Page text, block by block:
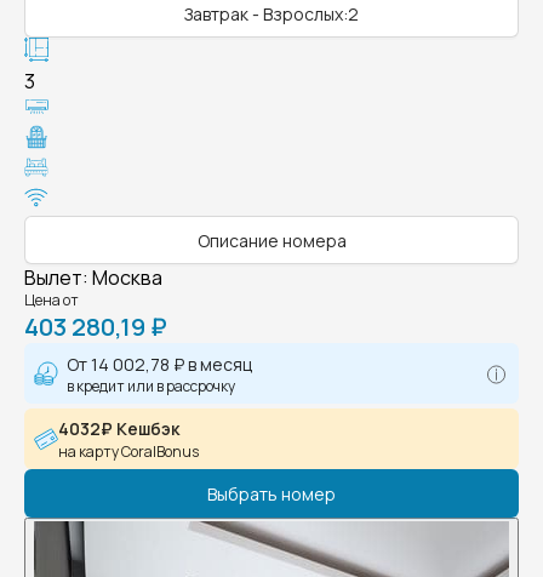
Завтрак - Взрослых:2
3
Описание номера
Вылет: Москва
Цена от
403 280,19 ₽
От14 002,78 ₽в месяц
в кредит или в рассрочку
4032₽ Кешбэк
на карту CoralBonus
Выбрать номер